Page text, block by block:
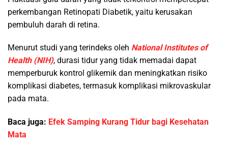
perkembangan Retinopati Diabetik, yaitu kerusakan
pembuluh darah di retina.
Menurut studi yang terindeks oleh National Institutes of
Health (NIH), durasi tidur yang tidak memadai dapat
memperburuk kontrol glikemik dan meningkatkan risiko
komplikasi diabetes, termasuk komplikasi mikrovaskular
pada mata.
Baca juga: Efek Samping Kurang Tidur bagi Kesehatan
Mata